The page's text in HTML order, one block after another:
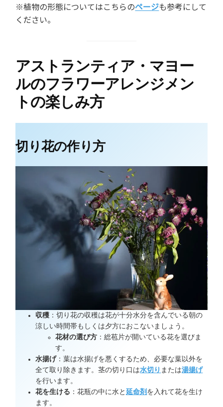
※植物の形態についてはこちらのページも参考にして
ください。
アストランティア・マヨー
ルのフラワーアレンジメン
トの楽しみ方
切り花の作り方
収穫 ：切り花の収穫は花が十分水分を含んでいる朝の
涼しい時間帯もしくは夕方におこないましょう。
花材の選び方 ：総苞片が開いている花を選びま
す。
水揚げ：葉は水揚げを悪くするため、必要な葉以外を
全て取り除きます。茎の切り口は水切り または湯揚げ
を行います。
花を生ける ：花瓶の中に水と 延命剤 を入れて花を生け
ます。